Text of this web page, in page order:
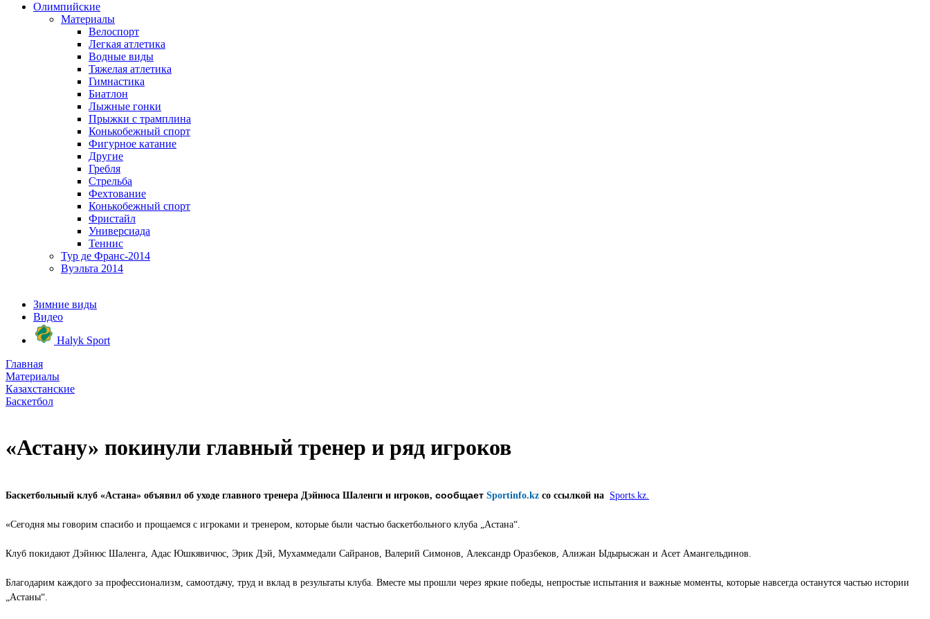
Олимпийские
Материалы
Велоспорт
Легкая атлетика
Водные виды
Тяжелая атлетика
Гимнастика
Биатлон
Лыжные гонки
Прыжки с трамплина
Конькобежный спорт
Фигурное катание
Другие
Гребля
Стрельба
Фехтование
Конькобежный спорт
Фристайл
Универсиада
Теннис
Тур де Франс-2014
Вуэльта 2014
Зимние виды
Видео
Halyk Sport
Главная
Материалы
Казахстанские
Баскетбол
«Астану» покинули главный тренер и ряд игроков
Баскетбольный клуб «Астана» объявил об уходе главного тренера Дэйнюса Шаленги и игроков, сообщает Sportinfo.kz со ссылкой на Sports.kz.
«Сегодня мы говорим спасибо и прощаемся с игроками и тренером, которые были частью баскетбольного клуба „Астана“.
Клуб покидают Дэйнюс Шаленга, Адас Юшкявичюс, Эрик Дэй, Мухаммедали Сайранов, Валерий Симонов, Александр Оразбеков, Алижан Ыдырысжан и Асет Амангельдинов.
Благодарим каждого за профессионализм, самоотдачу, труд и вклад в результаты клуба. Вместе мы прошли через яркие победы, непростые испытания и важные моменты, которые навсегда останутся частью истории
„Астаны“.